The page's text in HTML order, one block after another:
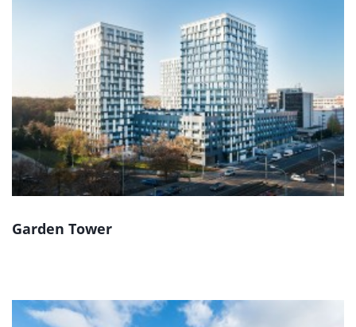
Garden Tower